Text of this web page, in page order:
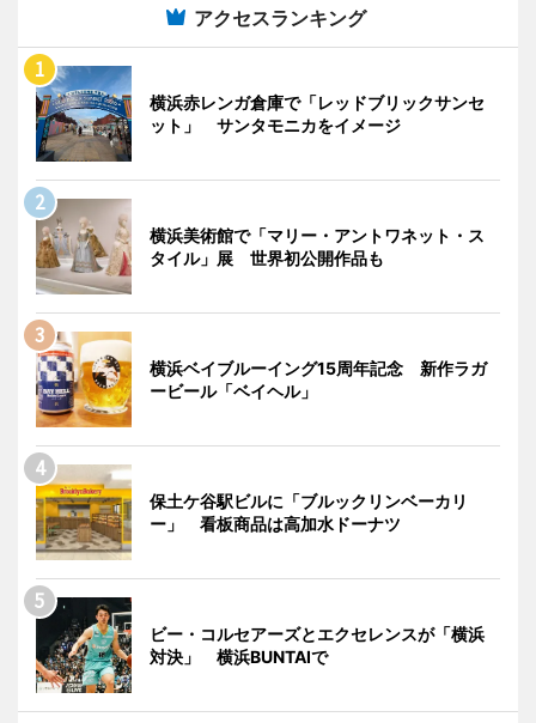
アクセスランキング
横浜赤レンガ倉庫で「レッドブリックサンセ
ット」 サンタモニカをイメージ
横浜美術館で「マリー・アントワネット・ス
タイル」展 世界初公開作品も
横浜ベイブルーイング15周年記念 新作ラガ
ービール「ベイヘル」
保土ケ谷駅ビルに「ブルックリンベーカリ
ー」 看板商品は高加水ドーナツ
ビー・コルセアーズとエクセレンスが「横浜
対決」 横浜BUNTAIで